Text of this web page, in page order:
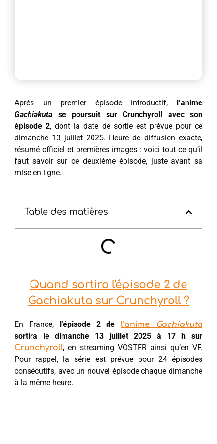
Après un premier épisode introductif, l’anime
Gachiakuta se poursuit sur Crunchyroll avec son
épisode 2, dont la date de sortie est prévue pour ce
dimanche 13 juillet 2025. Heure de diffusion exacte,
résumé officiel et premières images : voici tout ce qu’il
faut savoir sur ce deuxième épisode, juste avant sa
mise en ligne.
Table des matières
Quand sortira l'épisode 2 de
Gachiakuta sur Crunchyroll ?
En France, l’épisode 2 de l’anime Gachiakuta
sortira le dimanche 13 juillet 2025 à 17 h sur
Crunchyroll, en streaming VOSTFR ainsi qu’en VF.
Pour rappel, la série est prévue pour 24 épisodes
consécutifs, avec un nouvel épisode chaque dimanche
à la même heure.